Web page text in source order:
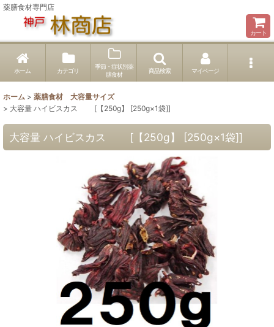
薬膳食材専門店
カート
ホーム カテゴリ
季節・症状別薬
膳食材
商品検索 マイページ
ホーム > 薬膳食材 大容量サイズ
> 大容量 ハイビスカス [【250g】 [250g×1袋]]
大容量 ハイビスカス [【250g】 [250g×1袋]]